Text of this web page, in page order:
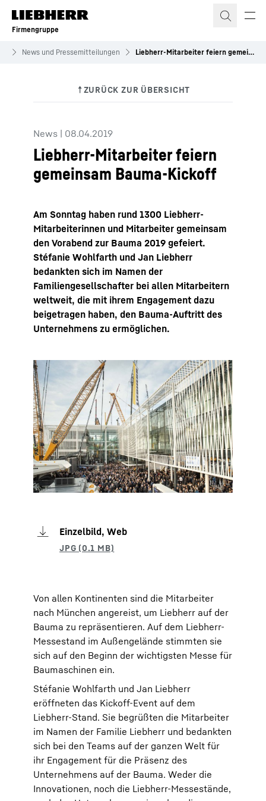
Zum Inhalt springen
Firmengruppe
News und Pressemitteilungen Liebherr-Mitarbeiter feiern gemeinsam Bauma-Kickoff
News | 08.04.2019
Liebherr-Mitarbeiter feiern
gemeinsam Bauma-Kickoff
Am Sonntag haben rund 1300 Liebherr-
Mitarbeiterinnen und Mitarbeiter gemeinsam
den Vorabend zur Bauma 2019 gefeiert.
Stéfanie Wohlfarth und Jan Liebherr
bedankten sich im Namen der
Familiengesellschafter bei allen Mitarbeitern
weltweit, die mit ihrem Engagement dazu
beigetragen haben, den Bauma-Auftritt des
Unternehmens zu ermöglichen.
Einzelbild, Web
Von allen Kontinenten sind die Mitarbeiter
nach München angereist, um Liebherr auf der
Bauma zu repräsentieren. Auf dem Liebherr-
Messestand im Außengelände stimmten sie
sich auf den Beginn der wichtigsten Messe für
Baumaschinen ein.
Stéfanie Wohlfarth und Jan Liebherr
eröffneten das Kickoff-Event auf dem
Liebherr-Stand. Sie begrüßten die Mitarbeiter
im Namen der Familie Liebherr und bedankten
sich bei den Teams auf der ganzen Welt für
ihr Engagement für die Präsenz des
Unternehmens auf der Bauma. Weder die
Innovationen, noch die Liebherr-Messestände,